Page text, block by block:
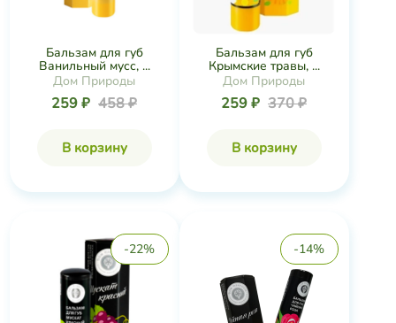
Бальзам для губ
Ванильный мусс, ...
Дом Природы
259 ₽ 458 ₽
В корзину
Бальзам для губ
Крымские травы, ...
Дом Природы
259 ₽ 370 ₽
В корзину
-22% -14%